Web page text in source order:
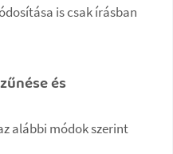
is csak írásban
és
alábbi módok szerint